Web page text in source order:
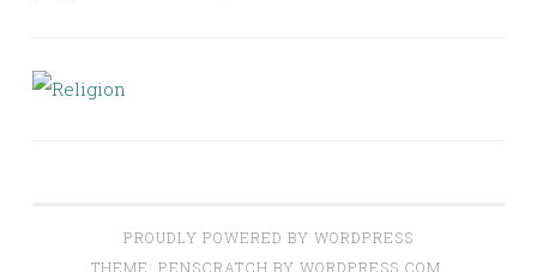
PROUDLY POWERED BY WORDPRESS
THEME: PENSCRATCH BY WORDPRESS.COM